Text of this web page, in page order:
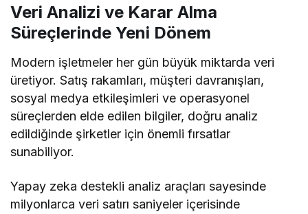
Veri Analizi ve Karar Alma
Süreçlerinde Yeni Dönem
Modern işletmeler her gün büyük miktarda veri
üretiyor. Satış rakamları, müşteri davranışları,
sosyal medya etkileşimleri ve operasyonel
süreçlerden elde edilen bilgiler, doğru analiz
edildiğinde şirketler için önemli fırsatlar
sunabiliyor.
Yapay zeka destekli analiz araçları sayesinde
milyonlarca veri satırı saniyeler içerisinde